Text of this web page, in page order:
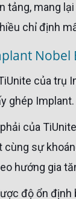
tảng, mang
chỉ định
Nobel
ghép Implant.
sự
hướng gia